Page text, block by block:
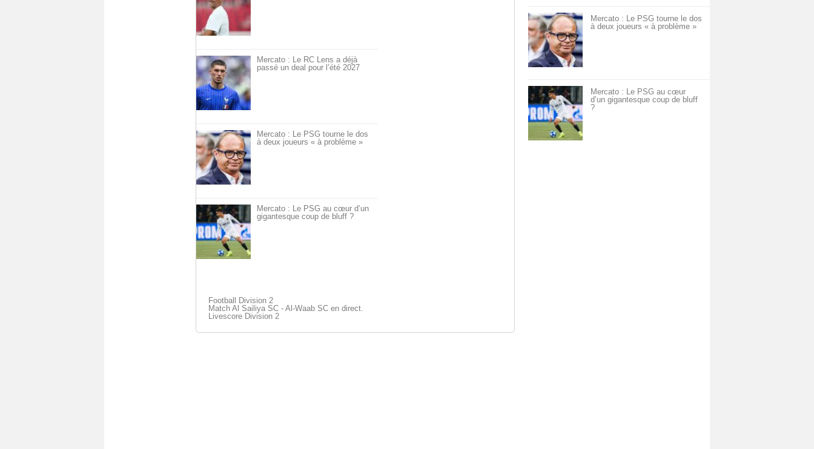
Mercato : Le RC Lens a déjà
passé un deal pour l’été 2027
Mercato : Le PSG tourne le dos
à deux joueurs « à problème »
Mercato : Le PSG au cœur d’un
gigantesque coup de bluff ?
Football Division 2
Match Al Sailiya SC - Al-Waab SC en direct.
Livescore Division 2
Mercato : Le PSG tourne le dos
à deux joueurs « à problème »
Mercato : Le PSG au cœur
d’un gigantesque coup de bluff
?